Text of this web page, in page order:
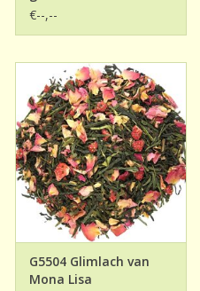
€--,--
G5504 Glimlach van
Mona Lisa